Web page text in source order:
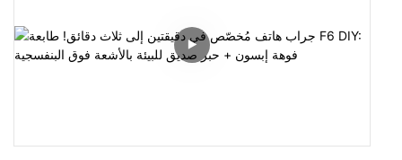
مدار الساعة، يُغيّر طريقة حصول الناس على واقيات الشاشة، وكيفية
ربح الشركات من الأماكن ذات الحركة الكثيفة. دعونا نتعمق في أسباب